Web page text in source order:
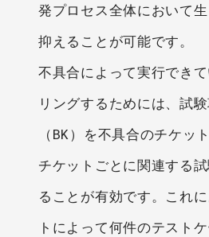
発プロセス全体において
抑えることが可能です。
不具合によって実行でき
リングするためには、試
（BK）を不具合のチケッ
チケットごとに関連する
ることが有効です。これ
トによって何件のテスト